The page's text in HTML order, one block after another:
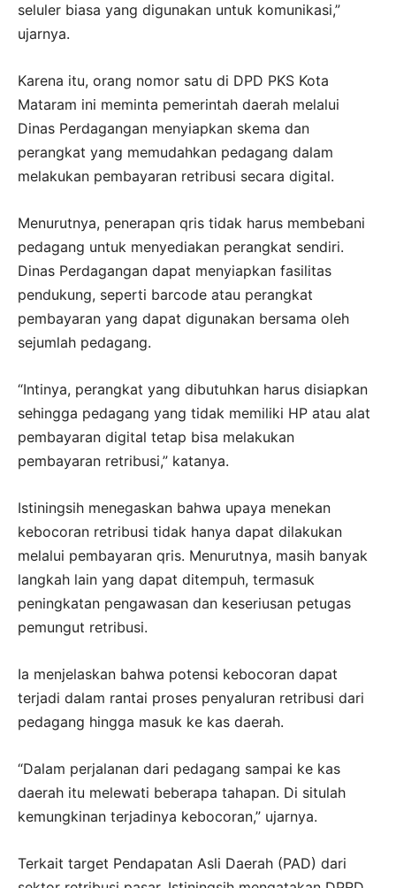
seluler biasa yang digunakan untuk komunikasi,”
ujarnya.
Karena itu, orang nomor satu di DPD PKS Kota
Mataram ini meminta pemerintah daerah melalui
Dinas Perdagangan menyiapkan skema dan
perangkat yang memudahkan pedagang dalam
melakukan pembayaran retribusi secara digital.
Menurutnya, penerapan qris tidak harus membebani
pedagang untuk menyediakan perangkat sendiri.
Dinas Perdagangan dapat menyiapkan fasilitas
pendukung, seperti barcode atau perangkat
pembayaran yang dapat digunakan bersama oleh
sejumlah pedagang.
“Intinya, perangkat yang dibutuhkan harus disiapkan
sehingga pedagang yang tidak memiliki HP atau alat
pembayaran digital tetap bisa melakukan
pembayaran retribusi,” katanya.
Istiningsih menegaskan bahwa upaya menekan
kebocoran retribusi tidak hanya dapat dilakukan
melalui pembayaran qris. Menurutnya, masih banyak
langkah lain yang dapat ditempuh, termasuk
peningkatan pengawasan dan keseriusan petugas
pemungut retribusi.
Ia menjelaskan bahwa potensi kebocoran dapat
terjadi dalam rantai proses penyaluran retribusi dari
pedagang hingga masuk ke kas daerah.
“Dalam perjalanan dari pedagang sampai ke kas
daerah itu melewati beberapa tahapan. Di situlah
kemungkinan terjadinya kebocoran,” ujarnya.
Terkait target Pendapatan Asli Daerah (PAD) dari